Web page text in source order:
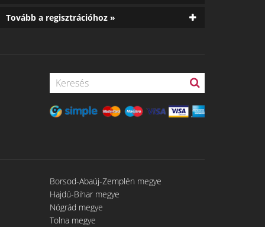
Tovább a regisztrációhoz »
Borsod-Abaúj-Zemplén megye
Hajdú-Bihar megye
Nógrád megye
Tolna megye